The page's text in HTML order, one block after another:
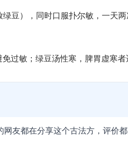
豆），同时口服扑尔敏，一天
过敏；绿豆汤性寒，脾胃虚寒者
网友都在分享这个古法方，评价